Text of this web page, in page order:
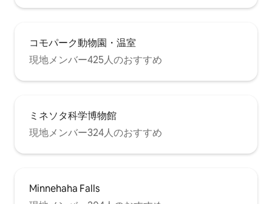
コモパーク動物園・温室
現地メンバー425人のおすすめ
ミネソタ科学博物館
現地メンバー324人のおすすめ
Minnehaha Falls